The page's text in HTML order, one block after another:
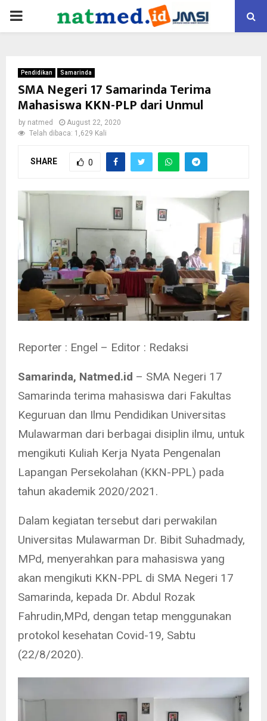
PRIMARY
Pendidikan Samarinda
SMA Negeri 17 Samarinda Terima
Mahasiswa KKN-PLP dari Unmul
by natmed
August 22, 2020
Telah dibaca: 1,629 Kali
SHARE 0
Reporter : Engel – Editor : Redaksi
Samarinda, Natmed.id – SMA Negeri 17
Samarinda terima mahasiswa dari Fakultas
Keguruan dan Ilmu Pendidikan Universitas
Mulawarman dari berbagai disiplin ilmu, untuk
mengikuti Kuliah Kerja Nyata Pengenalan
Lapangan Persekolahan (KKN-PPL) pada
tahun akademik 2020/2021.
Dalam kegiatan tersebut dari perwakilan
Universitas Mulawarman Dr. Bibit Suhadmady,
MPd, menyerahkan para mahasiswa yang
akan mengikuti KKN-PPL di SMA Negeri 17
Samarinda, kepada Dr. Abdul Rozak
Fahrudin,MPd, dengan tetap menggunakan
protokol kesehatan Covid-19, Sabtu
(22/8/2020).